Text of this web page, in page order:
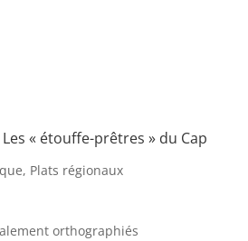
« étouffe-prêtres » du Cap
, Plats régionaux
orthographiés